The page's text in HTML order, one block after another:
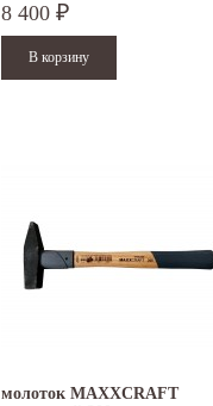
3380.140
8 400 ₽
молоток MAXXCRAFT